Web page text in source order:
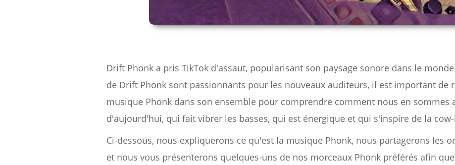
Drift Phonk a pris TikTok d'assaut, popularisant son paysage sonore dans le
de Drift Phonk sont passionnants pour les nouveaux auditeurs, il est important de
musique Phonk dans son ensemble pour comprendre comment nous en sommes
d'aujourd'hui, qui fait vibrer les basses, qui est énergique et qui s'inspire de la
Ci-dessous, nous expliquerons ce qu'est la musique Phonk, nous partagerons les
et nous vous présenterons quelques-uns de nos morceaux Phonk préférés afin